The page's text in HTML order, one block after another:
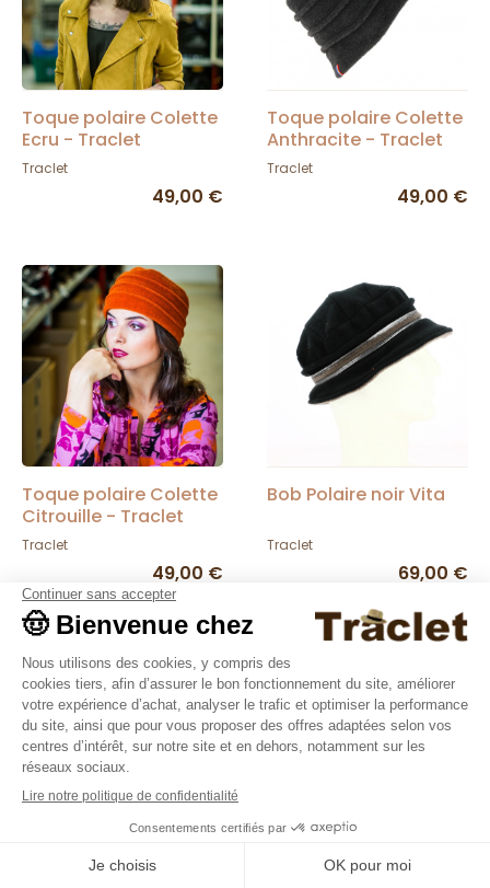
Toque polaire Colette
Ecru - Traclet
Traclet
49,00 €
Toque polaire Colette
Anthracite - Traclet
Traclet
49,00 €
Toque polaire Colette
Citrouille - Traclet
Traclet
49,00 €
Bob Polaire noir Vita
Traclet
69,00 €
Beret polaire Zoe
Béret Polaire Odile